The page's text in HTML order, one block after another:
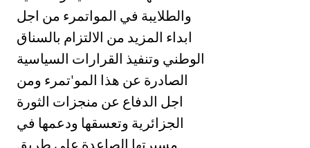
والطلايبة في المواتمرء من اجل
ابداء المزيد من الالتزام بالسناق
الوطني وتنفيذ القرارات السياسية
الصادرة عن هذا المو'تمرء ومن
اجل الدفاع عن منجزات الثورة
الجزائرية وتعسقها ودعمها في